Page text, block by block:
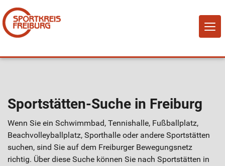
Über Uns
Mitglied werden!
Vereine
Sportstätten-Suche in Freiburg
Wenn Sie ein Schwimmbad, Tennishalle, Fußballplatz,
Beachvolleyballplatz, Sporthalle oder andere Sportstätten
suchen, sind Sie auf dem Freiburger Bewegungsnetz
richtig. Über diese Suche können Sie nach Sportstätten in